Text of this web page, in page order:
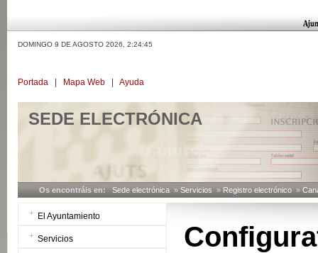
DOMINGO 9 DE AGOSTO 2026, 2:24:46
Portada Mapa Web Ayuda
SEDE ELECTRÓNICA
Os encontráis en: Sede electrónica » Servicios » Registro electrónico »
El Ayuntamiento
Servicios